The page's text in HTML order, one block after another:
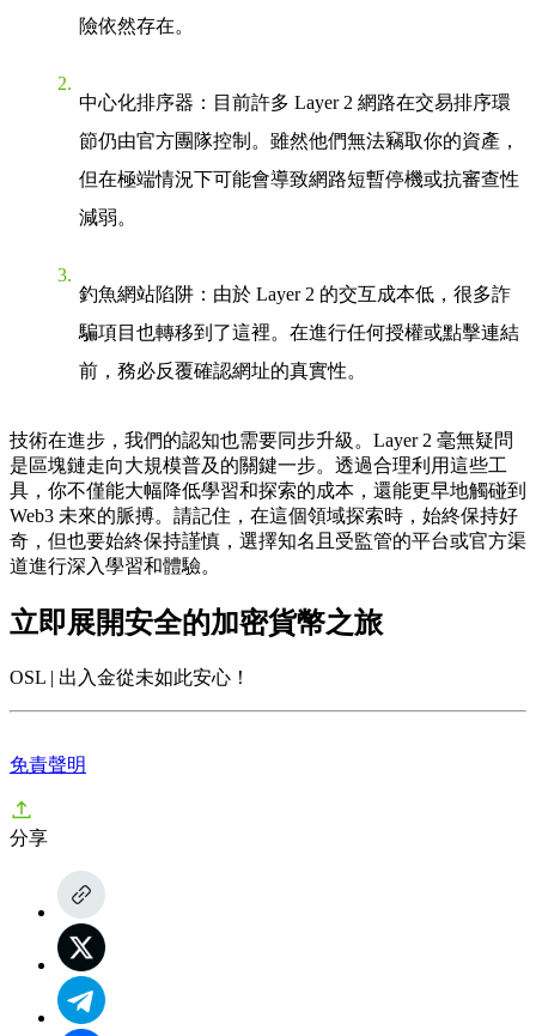
險依然存在。
中心化排序器 ：目前許多 Layer 2 網路在交易排序環
節仍由官方團隊控制。雖然他們無法竊取你的資產，
但在極端情況下可能會導致網路短暫停機或抗審查性
減弱。
釣魚網站陷阱 ：由於 Layer 2 的交互成本低，很多詐
騙項目也轉移到了這裡。在進行任何授權或點擊連結
前，務必反覆確認網址的真實性。
技術在進步，我們的認知也需要同步升級。Layer 2 毫無疑問
是區塊鏈走向大規模普及的關鍵一步。透過合理利用這些工
具，你不僅能大幅降低學習和探索的成本，還能更早地觸碰到
Web3 未來的脈搏。請記住，在這個領域探索時，始終保持好
奇，但也要始終保持謹慎，選擇知名且受監管的平台或官方渠
道進行深入學習和體驗。
立即展開安全的加密貨幣之旅
OSL | 出入金從未如此安心！
免責聲明
分享